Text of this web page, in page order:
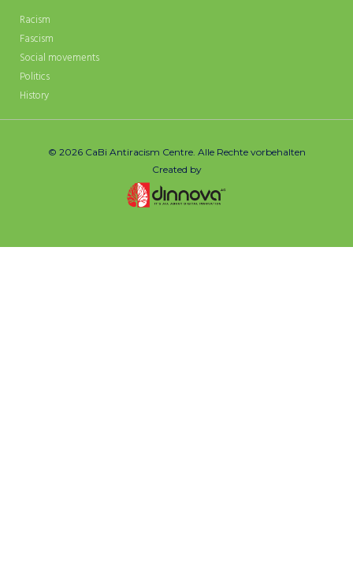
Racism
Fascism
Social movements
Politics
History
© 2026 CaBi Antiracism Centre. Alle Rechte vorbehalten
Created by